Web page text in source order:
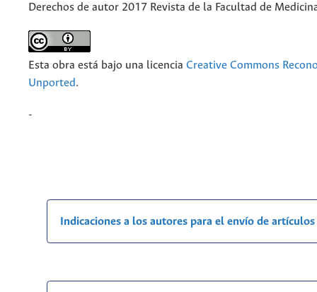
Derechos de autor 2017 Revista de la Facultad de
Esta obra está bajo una licencia Creative Commons
Unported.
-
Indicaciones a los autores para el envío de artículos